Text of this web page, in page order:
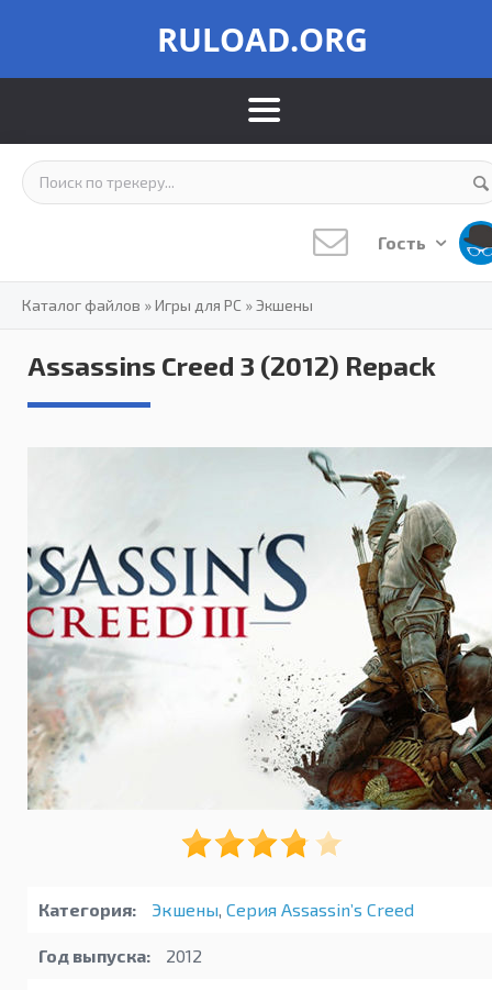
RULOAD.ORG
Гость
Каталог файлов »Игры для PC »Экшены
Assassins Creed 3 (2012) Repack
Категория: Экшены, Серия Assassin’s Creed
Год выпуска: 2012